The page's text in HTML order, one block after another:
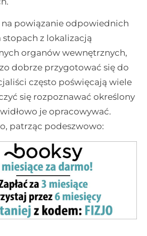
powiązanie odpowiednich
z lokalizacją
organów wewnętrznych,
dobrze przygotować się do
często poświęcają wiele
się rozpoznawać określony
je opracowywać.
patrząc podeszwowo: